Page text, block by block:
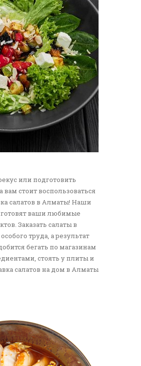
или подготовить
стоит воспользоваться
салатов в Алматы! Наши
ваши любимые
Заказать салаты в
труда, а результат
бегать по магазинам
стоять у плиты и
салатов на дом в Алматы
для вас и ваших родных,